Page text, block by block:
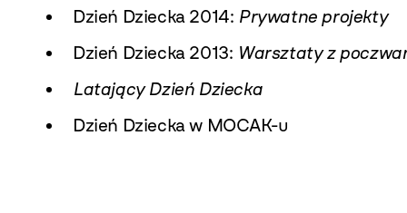
Dzień Dziecka 2014: Prywatne projekty
Dzień Dziecka 2013: Warsztaty z
Latający Dzień Dziecka
Dzień Dziecka w MOCAK-u